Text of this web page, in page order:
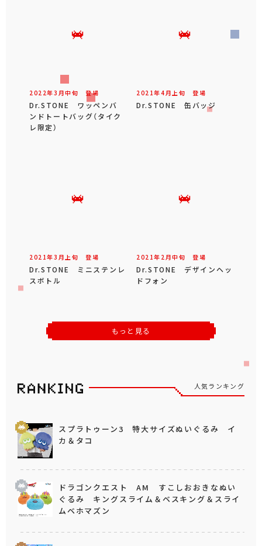
2022年3 月中旬 登場
Dr.STONE ワッペンバ
ンドトートバッグ（タイク
レ限定）
2021年4 月 上旬 登場
Dr.STONE 缶バッジ
2021年3 月 上旬 登場
Dr.STONE ミニステンレ
スボトル
2021年 2 月中旬 登場
Dr.STONE デザインヘッ
ドフォン
もっと見る
人気ランキング
スプラトゥーン3 特大サイズぬいぐるみ イ
カ＆タコ
ドラゴンクエスト AM すこしおおきなぬい
ぐるみ キングスライム＆ベスキング＆スライ
ムベホマズン